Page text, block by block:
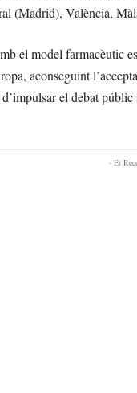
(Madrid), València,
el model farmacèutic
aconseguint
el debat
- Et